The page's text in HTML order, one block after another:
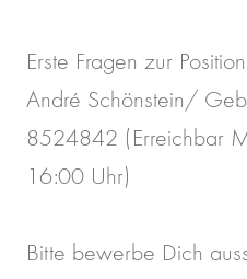
Erste Fragen zur
André Schönstein/
8524842 (Erreichbar
16:00 Uhr)
Bitte bewerbe Dich